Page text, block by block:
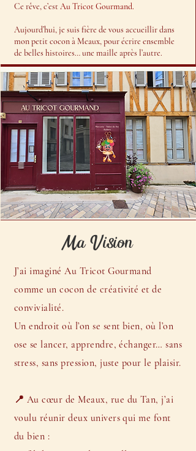
Ce rêve, c’est Au Tricot Gourmand.
Aujourd’hui, je suis fière de vous accueillir dans
mon petit cocon à Meaux, pour écrire ensemble
de belles histoires… une maille après l’autre.
Ma Vision
J’ai imaginé Au Tricot Gourmand
comme un cocon de créativité et de
convivialité.
Un endroit où l’on se sent bien, où l’on
ose se lancer, apprendre, échanger… sans
stress, sans pression, juste pour le plaisir.
📍 Au cœur de Meaux, rue du Tan, j’ai
voulu réunir deux univers qui me font
du bien :